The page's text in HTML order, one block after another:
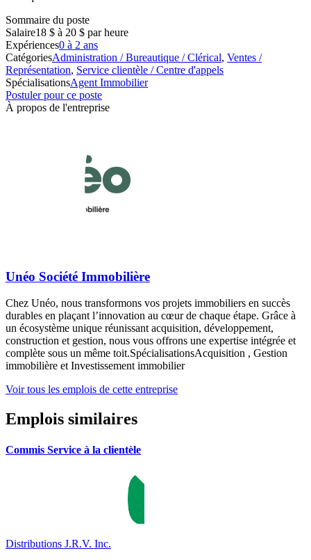
Sommaire du poste
Salaire18 $ à 20 $ par heure
Expériences0 à 2 ans
CatégoriesAdministration / Bureautique / Clérical, Ventes /
Représentation, Service clientèle / Centre d'appels
SpécialisationsAgent Immobilier
Postuler pour ce poste
À propos de l'entreprise
Unéo Société Immobilière
Chez Unéo, nous transformons vos projets immobiliers en succès
durables en plaçant l’innovation au cœur de chaque étape. Grâce à
un écosystème unique réunissant acquisition, développement,
construction et gestion, nous vous offrons une expertise intégrée et
complète sous un même toit.SpécialisationsAcquisition , Gestion
immobilière et Investissement immobilier
Voir tous les emplois de cette entreprise
Emplois similaires
Commis Service à la clientèle
Distributions J.R.V. Inc.